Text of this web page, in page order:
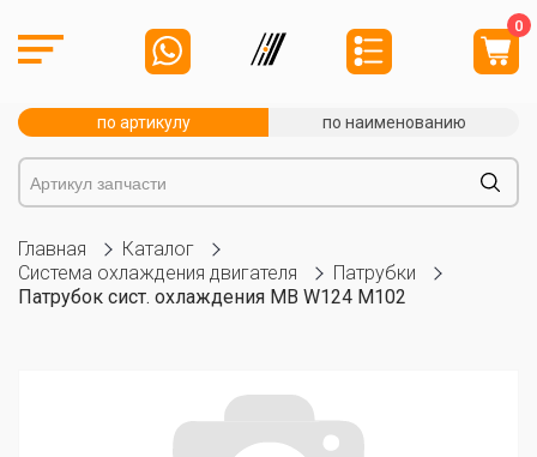
0
по артикулу по наименованию
Главная
Каталог
Система охлаждения двигателя
Патрубки
Патрубок сист. охлаждения MB W124 M102